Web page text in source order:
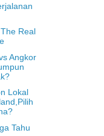
Real
Angkor
Lokal
Tahu